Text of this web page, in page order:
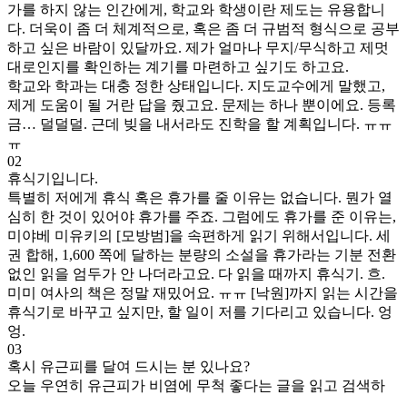
가를 하지 않는 인간에게, 학교와 학생이란 제도는 유용합니
다. 더욱이 좀 더 체계적으로, 혹은 좀 더 규범적 형식으로 공부
하고 싶은 바람이 있달까요. 제가 얼마나 무지/무식하고 제멋
대로인지를 확인하는 계기를 마련하고 싶기도 하고요.
학교와 학과는 대충 정한 상태입니다. 지도교수에게 말했고,
제게 도움이 될 거란 답을 줬고요. 문제는 하나 뿐이에요. 등록
금… 덜덜덜. 근데 빚을 내서라도 진학을 할 계획입니다. ㅠㅠ
ㅠ
02
휴식기입니다.
특별히 저에게 휴식 혹은 휴가를 줄 이유는 없습니다. 뭔가 열
심히 한 것이 있어야 휴가를 주죠. 그럼에도 휴가를 준 이유는,
미야베 미유키의 [모방범]을 속편하게 읽기 위해서입니다. 세
권 합해, 1,600 쪽에 달하는 분량의 소설을 휴가라는 기분 전환
없인 읽을 엄두가 안 나더라고요. 다 읽을 때까지 휴식기. 흐.
미미 여사의 책은 정말 재밌어요. ㅠㅠ [낙원]까지 읽는 시간을
휴식기로 바꾸고 싶지만, 할 일이 저를 기다리고 있습니다. 엉
엉.
03
혹시 유근피를 달여 드시는 분 있나요?
오늘 우연히 유근피가 비염에 무척 좋다는 글을 읽고 검색하